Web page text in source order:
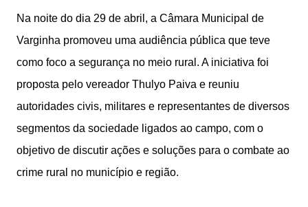
Na noite do dia 29 de abril, a Câmara Municipal de
Varginha promoveu uma audiência pública que teve
como foco a segurança no meio rural. A iniciativa foi
proposta pelo vereador Thulyo Paiva e reuniu
autoridades civis, militares e representantes de diversos
segmentos da sociedade ligados ao campo, com o
objetivo de discutir ações e soluções para o combate ao
crime rural no município e região.